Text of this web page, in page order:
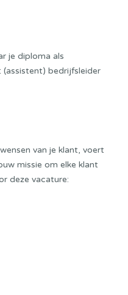
je diploma als
bedrijfsleider
van je klant, voert
missie om elke klant
deze vacature: